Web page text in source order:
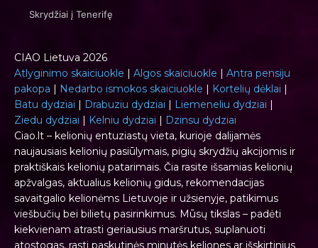
Skrydžiai į Tenerifę
CIAO Lietuva 2026
Atlyginimo skaiciuokle | Algos skaiciuokle | Antra pensiju
pakopa | Nedarbo ismokos skaiciuokle | Kortelių dėklai |
Batu dydziai | Drabuziu dydziai | Liemeneliu dydziai |
Ziedu dydziai | Kelniu dydziai | Dzinsu dydziai
Ciao.lt – kelionių entuziastų vieta, kurioje dalijamės
naujausiais kelionių pasiūlymais, pigių skrydžių akcijomis ir
praktiškais kelionių patarimais. Čia rasite išsamias kelionių
apžvalgas, aktualius kelionių gidus, rekomendacijas
savaitgalio kelionėms Lietuvoje ir užsienyje, patikimus
viešbučių bei bilietų pasirinkimus. Mūsų tikslas – padėti
kiekvienam atrasti geriausius maršrutus, suplanuoti
atostogas, rasti paskutinės minutės keliones ar išskirtinius